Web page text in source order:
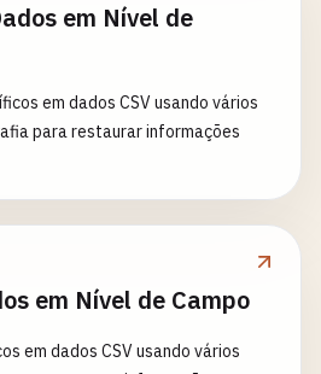
em Nível de
em dados CSV usando vários
para restaurar informações
em Nível de Campo
em dados CSV usando vários